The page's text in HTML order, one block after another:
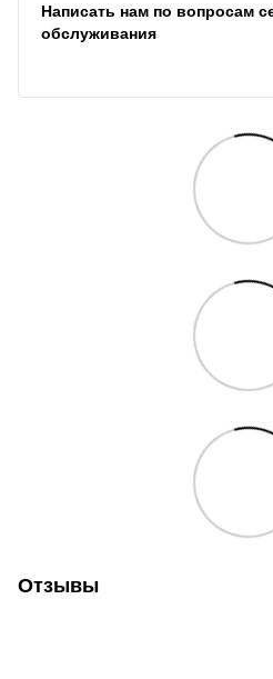
Написать нам по вопросам
обслуживания
Отзывы